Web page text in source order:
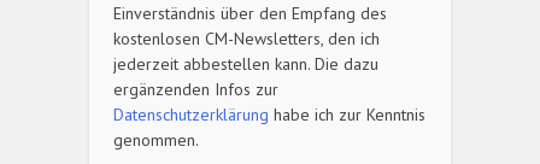
Einverständnis über den Empfang des
kostenlosen CM-Newsletters, den ich
jederzeit abbestellen kann. Die dazu
ergänzenden Infos zur
Datenschutzerklärung habe ich zur Kenntnis
genommen.